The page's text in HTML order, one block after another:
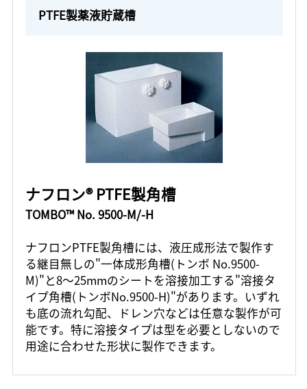
PTFE製薬液貯蔵槽
ナフロン® PTFE製角槽
TOMBO™ No. 9500-M/-H
ナフロンPTFE製角槽には、液圧成形法で製作す
る継目無しの"一体成形角槽(トンボ No.9500-
M)"と8～25mmのシートを溶接加工する"溶接タ
イプ角槽(トンボNo.9500-H)"があります。いずれ
も底の流れ勾配、ドレン穴などは任意な製作が可
能です。特に溶接タイプは型を必要としないので
用途に合わせた形状に製作できます。